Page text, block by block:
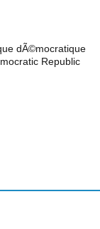
dÃ©mocratique
Republic